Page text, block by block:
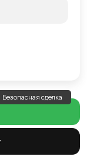
Безопасная сделка